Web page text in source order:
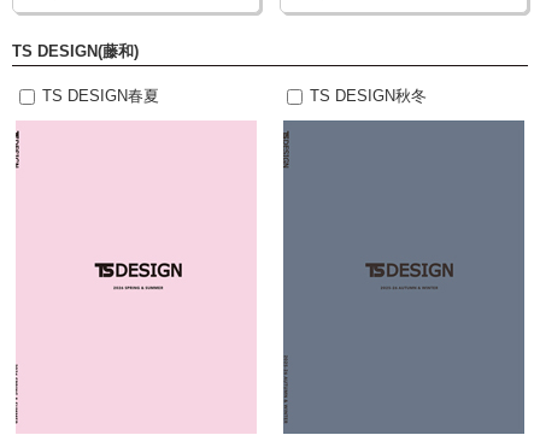
TS DESIGN(藤和)
TS DESIGN春夏 TS DESIGN秋冬